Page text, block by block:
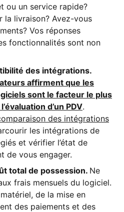
ou un service rapide?
la livraison? Avez-vous
Vos réponses
fonctionnalités sont non
des intégrations.
affirment que les
sont le facteur le plus
d’un PDV.
des intégrations
les intégrations de
et vérifier l’état de
de vous engager.
total de possession. Ne
frais mensuels du logiciel.
de la mise en
des paiements et des